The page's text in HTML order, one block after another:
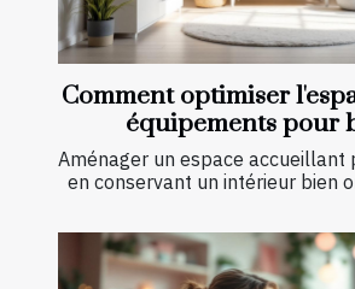
Comment optimiser
équipements pour
Aménager un espace accueillant
en conservant un intérieur bien